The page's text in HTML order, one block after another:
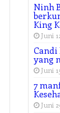
Ninh
King
Juni
yang
Juni
7
Juni